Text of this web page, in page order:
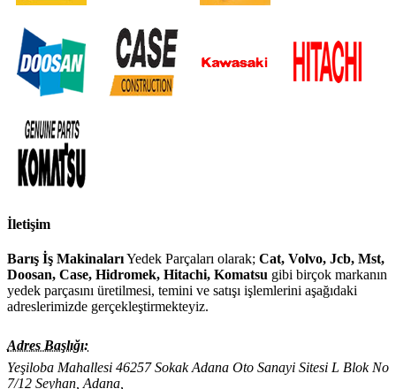
İletişim
Barış İş MakinalarıYedek Parçaları olarak; Cat, Volvo, Jcb, Mst,
Doosan, Case, Hidromek, Hitachi, Komatsu gibi birçok markanın
yedek parçasını üretilmesi, temini ve satışı işlemlerini aşağıdaki
adreslerimizde gerçekleştirmekteyiz.
Adres Başlığı:
Yeşiloba Mahallesi 46257 Sokak Adana Oto Sanayi Sitesi L Blok No
7/12 Seyhan, Adana,